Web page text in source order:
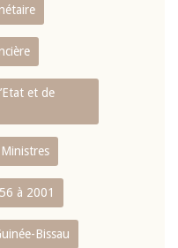
et de
à 2001
Bissau